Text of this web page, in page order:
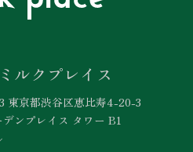
ルクプレイス
東京都渋谷区恵比寿4-20-3
ンプレイス タワー B1